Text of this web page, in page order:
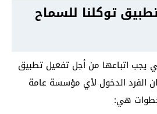
توكلنا للسماح
يجب اتباعها من أجل تفعيل تطبيق
الفرد الدخول لأي مؤسسة عامة
هي: